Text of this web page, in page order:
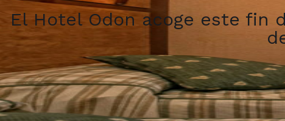
El Hotel Odon acoge este fin